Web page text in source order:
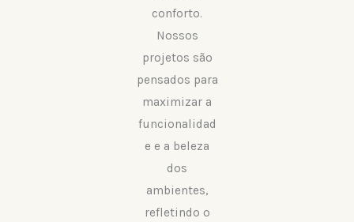
conforto.
Nossos
projetos são
pensados para
maximizar a
funcionalidad
e e a beleza
dos
ambientes,
refletindo o